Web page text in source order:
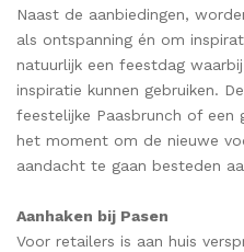
Naast de aanbiedingen,
als ontspanning én om
natuurlijk een feestdag
inspiratie kunnen gebruiken.
feestelijke Paasbrunch of een
het moment om de nieuwe
aandacht te gaan besteden
Aanhaken bij Pasen
Voor retailers is aan huis